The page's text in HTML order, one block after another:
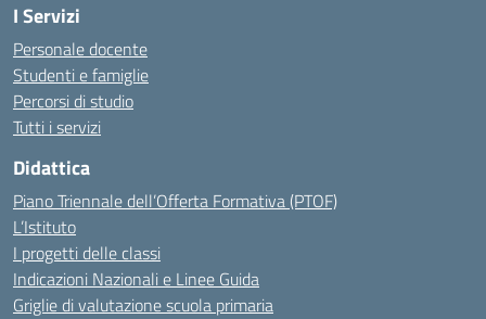
I Servizi
Personale docente
Studenti e famiglie
Percorsi di studio
Tutti i servizi
Didattica
Piano Triennale dell’Offerta Formativa (PTOF)
L’Istituto
I progetti delle classi
Indicazioni Nazionali e Linee Guida
Griglie di valutazione scuola primaria